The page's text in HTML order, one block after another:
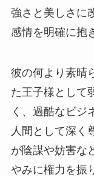
強さと美しさに
感情を明確に抱
彼の何より素晴
た王子様として
く、過酷なビジ
人間として深く
が陰謀や妨害な
やみに権力を振